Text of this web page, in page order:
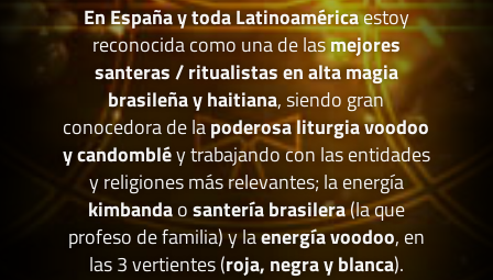
En España y toda Latinoaméricaestoy
reconocida como una de lasmejores
santeras / ritualistas en alta magia
brasileña y haitiana, siendo gran
conocedora de lapoderosa liturgia voodoo
y candombléy trabajando con las entidades
y religiones más relevantes; la energía
kimbandaosantería brasilera(la que
profeso de familia) y laenergía voodoo, en
las 3 vertientes (roja, negra y blanca).